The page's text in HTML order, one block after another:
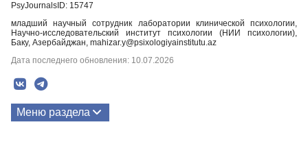
PsyJournalsID: 15747
младший научный сотрудник лаборатории клинической психологии,
Научно-исследовательский институт психологии (НИИ психологии),
Баку, Азербайджан, mahizar.y@psixologiyainstitutu.az
Дата последнего обновления: 10.07.2026
Меню раздела